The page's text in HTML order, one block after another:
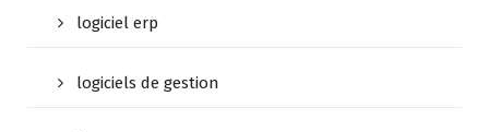
logiciel erp
logiciels de gestion